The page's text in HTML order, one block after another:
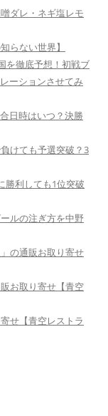
ダレ・ネギ塩レモ
らない世界】
を徹底予想！初戦ブ
ーションさせてみ
日時はいつ？決勝
けても予選突破？3
勝利しても1位突破
ルの注ぎ方を中野
の通販お取り寄せ
お取り寄せ【青空
せ【青空レストラ